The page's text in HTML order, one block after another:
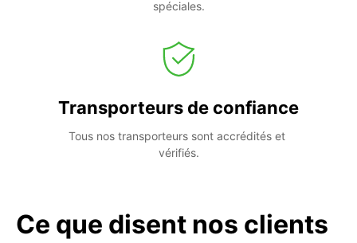
spéciales.
Transporteurs de confiance
Tous nos transporteurs sont accrédités et
vérifiés.
Ce que disent nos clients